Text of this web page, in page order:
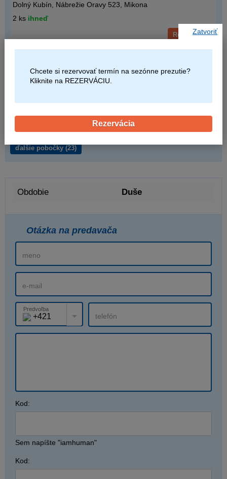
Dolný Kubín, Nábrežie Oravy 523, Mikona
2 ks ihneď
Rezervovať
Nitra , Levická cesta 5, Mikona
ďalšie pobočky (23)
Obdobie Duše
Otázka na predavača
Predvoľba
+421
Kod:
Sem napíšte "iamhuman"
Kod:
Zatvoriť
Chcete si rezervovať termín na sezónne prezutie?
Kliknite na REZERVÁCIU.
Rezervácia